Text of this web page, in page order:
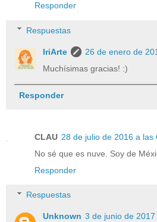
Responder
Respuestas
IriArte
26 de enero de
Muchísimas gracias! :)
Responder
CLAU 28 de julio de 2016 a las
No sé que es nuve. Soy de
Responder
Respuestas
Unknown 3 de junio de